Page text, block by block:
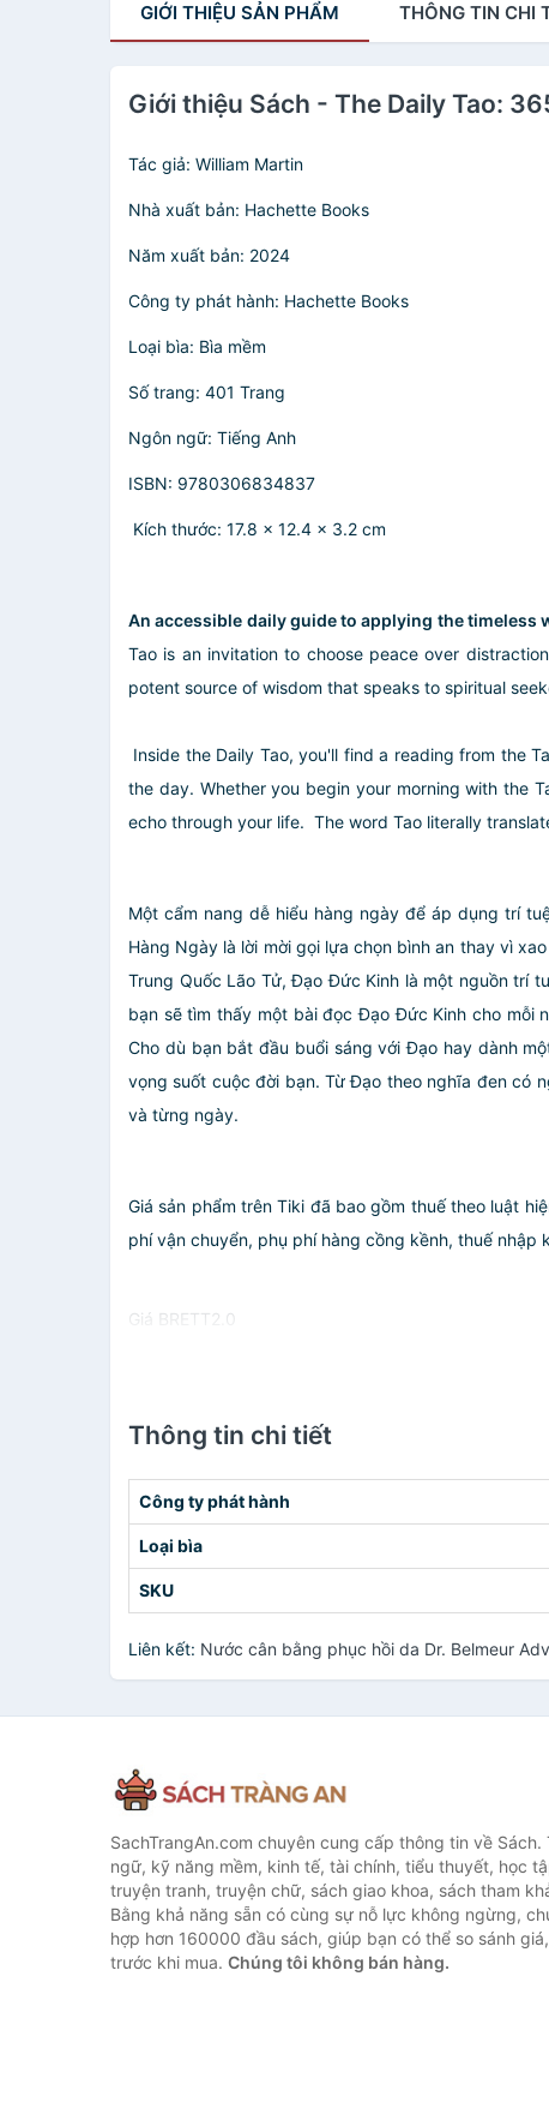
GIỚI THIỆU SẢN PHẨM THÔNG TIN CHI
Giới thiệu Sách - The Daily Tao:
Tác giả: William Martin
Nhà xuất bản: Hachette Books
Năm xuất bản: 2024
Công ty phát hành: Hachette Books
Loại bìa: Bìa mềm
Số trang: 401 Trang
Ngôn ngữ: Tiếng Anh
ISBN: 9780306834837
Kích thước: 17.8 x 12.4 x 3.2 cm
An accessible daily guide to applying the
Tao is an invitation to choose peace over
potent source of wisdom that speaks to spiritual
Inside the Daily Tao, you'll find a reading from the
the day. Whether you begin your morning with the
echo through your life. The word Tao literally
Một cẩm nang dễ hiểu hàng ngày để áp dụng trí
Hàng Ngày là lời mời gọi lựa chọn bình an thay vì
Trung Quốc Lão Tử, Đạo Đức Kinh là một nguồn trí
bạn sẽ tìm thấy một bài đọc Đạo Đức Kinh cho mỗi
Cho dù bạn bắt đầu buổi sáng với Đạo hay dành
vọng suốt cuộc đời bạn. Từ Đạo theo nghĩa đen có
và từng ngày.
Giá sản phẩm trên Tiki đã bao gồm thuế theo luật
phí vận chuyển, phụ phí hàng cồng kềnh, thuế
Giá BRETT2.0
Thông tin chi tiết
Công ty phát hành
Loại bìa
SKU
Liên kết: Nước cân bằng phục hồi da Dr. Belmeur
SachTrangAn.com chuyên cung cấp thông tin về Sách.
ngữ, kỹ năng mềm, kinh tế, tài chính, tiểu thuyết, học
truyện tranh, truyện chữ, sách giao khoa, sách tham
Bằng khả năng sẵn có cùng sự nỗ lực không ngừng,
hợp hơn 160000 đầu sách, giúp bạn có thể so sánh
trước khi mua. Chúng tôi không bán hàng.